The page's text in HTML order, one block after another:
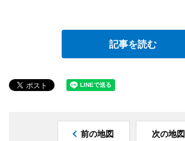
記事を読む
前の地図 次の地図